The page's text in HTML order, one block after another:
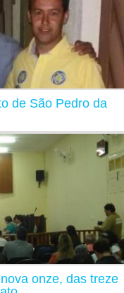
de São Pedro da
onze, das treze